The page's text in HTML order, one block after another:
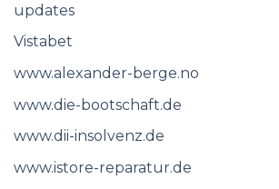
updates
Vistabet
www.alexander-berge.no
www.die-bootschaft.de
www.dii-insolvenz.de
www.istore-reparatur.de